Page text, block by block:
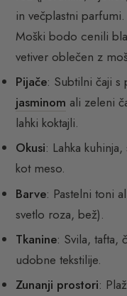
in večplastni parfumi.
Moški bodo cenili
vetiver oblečen z
Pijače: Subtilni čaji s
jasminom ali zeleni
lahki koktajli.
Okusi: Lahka
kot meso.
Barve: Pastelni toni
svetlo roza, bež).
Tkanine: Svila, tafta,
udobne tekstilije.
Zunanji prostori: